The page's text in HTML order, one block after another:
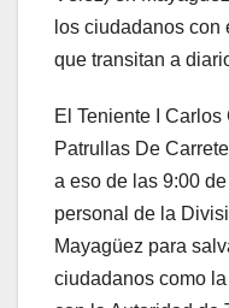
los ciudadanos
que transitan a
El Teniente I
Patrullas De
a eso de las 9:00
personal de la
Mayagüez para
ciudadanos como